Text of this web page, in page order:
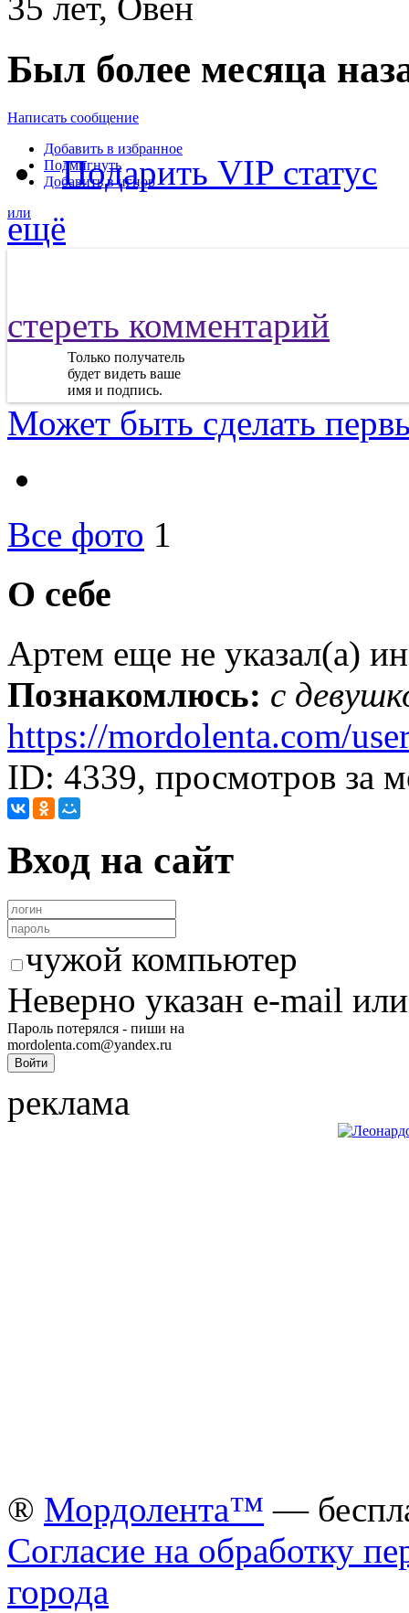
35 лет, Овен
Был более месяца
Написать сообщение
Добавить в избранное
Подмигнуть
Добавить в игнор
или
Подарить VIP статус
ещё
стереть комментарий
Только получатель
будет видеть ваше
имя и подпись.
Может быть сделать
Все фото 1
О себе
Артем еще не указал(а)
Познакомлюсь: с
https://mordolenta.com/
ID: 4339, просмотров за
Вход на сайт
чужой компьютер
Неверно указан e-mail
Пароль потерялся - пиши на
mordolenta.com@yandex.ru
реклама
® Мордолента™ —
Согласие на обработку
города